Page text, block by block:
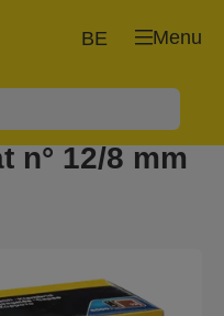
Menu
BE
n° 12/8 mm